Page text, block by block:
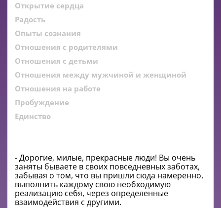
Открытие сердца
Радость
Опыты сознания
Отношения с родителями
Отношения с детьми
Отношения между мужчиной и женщиной
Отношения на работе
Пробуждение
Единство
- Дорогие, милые, прекрасные люди! Вы очень
заняты бываете в своих повседневных заботах,
забывая о том, что вы пришли сюда намеренно,
выполнить каждому свою необходимую
реализацию себя, через определенные
взаимодействия с другими.